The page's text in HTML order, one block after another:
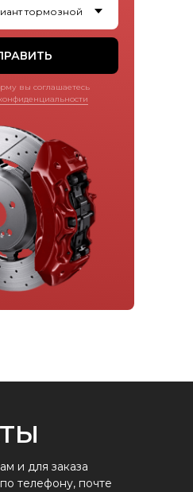
вы соглашаетесь
и для заказа
телефону, почте